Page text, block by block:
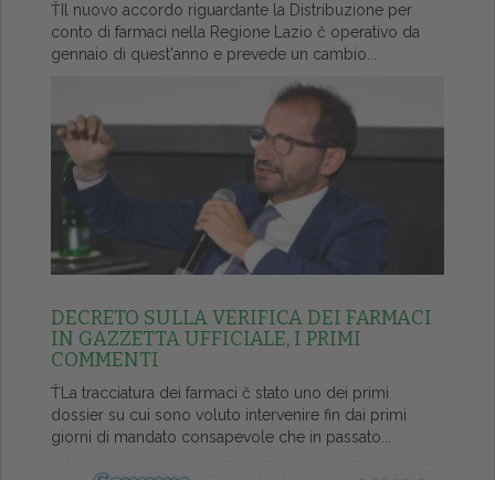
ŤIl nuovo accordo riguardante la Distribuzione per
conto di farmaci nella Regione Lazio č operativo da
gennaio di quest'anno e prevede un cambio...
DECRETO SULLA VERIFICA DEI FARMACI
IN GAZZETTA UFFICIALE, I PRIMI
COMMENTI
ŤLa tracciatura dei farmaci č stato uno dei primi
dossier su cui sono voluto intervenire fin dai primi
giorni di mandato consapevole che in passato...